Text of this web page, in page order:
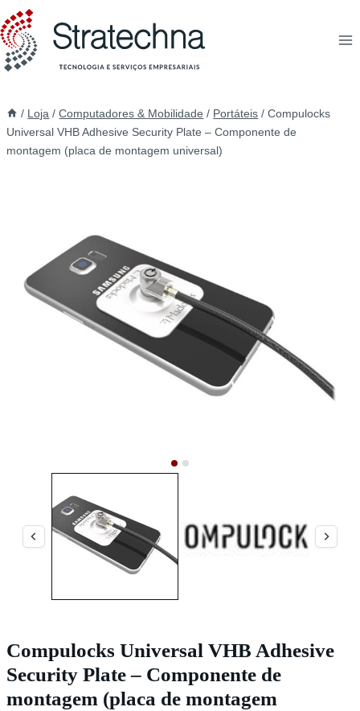
/ Loja / Computadores & Mobilidade / Portáteis / Compulocks
Universal VHB Adhesive Security Plate – Componente de
montagem (placa de montagem universal)
Compulocks Universal VHB Adhesive
Security Plate – Componente de
montagem (placa de montagem